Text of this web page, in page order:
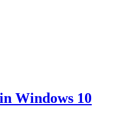
Windows 10